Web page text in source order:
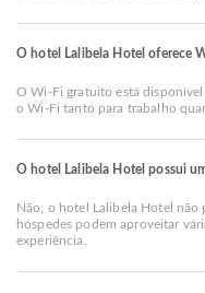
O hotel Lalibela Hotel oferece
O Wi-Fi gratuito está disponível
o Wi-Fi tanto para trabalho
O hotel Lalibela Hotel possui
Não, o hotel Lalibela Hotel não
hóspedes podem aproveitar
experiência.